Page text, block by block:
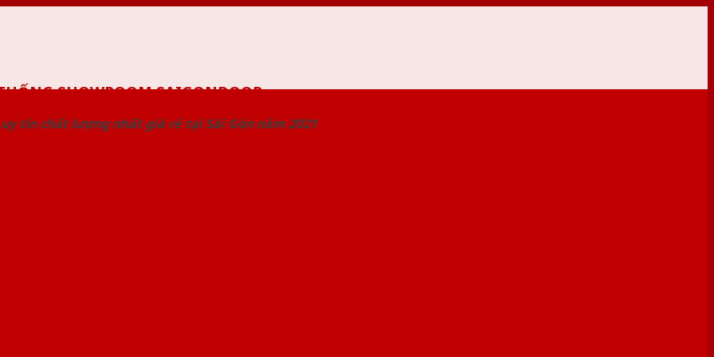
SHOWROOM SAIGONDOOR
tín chất lượng nhất giá rẻ tại Sài Gòn năm 2021